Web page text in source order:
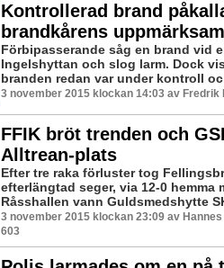
Kontrollerad brand
brandkårens
Förbipasserande såg en brand vid
Ingelshyttan och slog larm. Dock
branden redan var under kontroll
3 november 2015 klockan 14:03 av Fredrik
FFIK bröt trenden och
Alltrean-plats
Efter tre raka förluster tog
efterlängtad seger, via 12-0 hemma
Råsshallen vann Guldsmedshytte
3 november 2015 klockan 23:09 av Hannes
603